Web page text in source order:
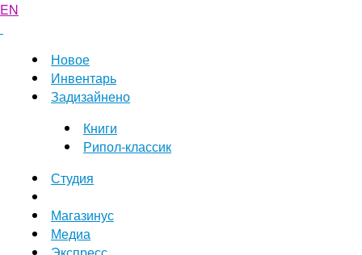
EN
Новое
Инвентарь
Задизайнено
Книги
Рипол-классик
Студия
Магазинус
Медиа